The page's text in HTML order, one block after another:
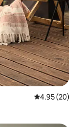
평점 4.95점(5
4.95 (20)